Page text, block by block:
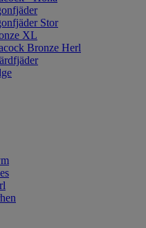
Stor
XL
Bronze Herl